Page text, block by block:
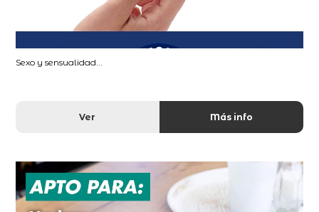
Sexo y sensualidad...
Ver Más info